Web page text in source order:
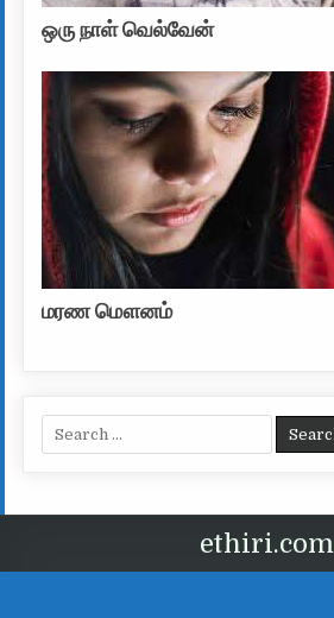
ஒரு நாள் வெல்வேன்
மரண மௌனம்
Search for:
ethiri.com